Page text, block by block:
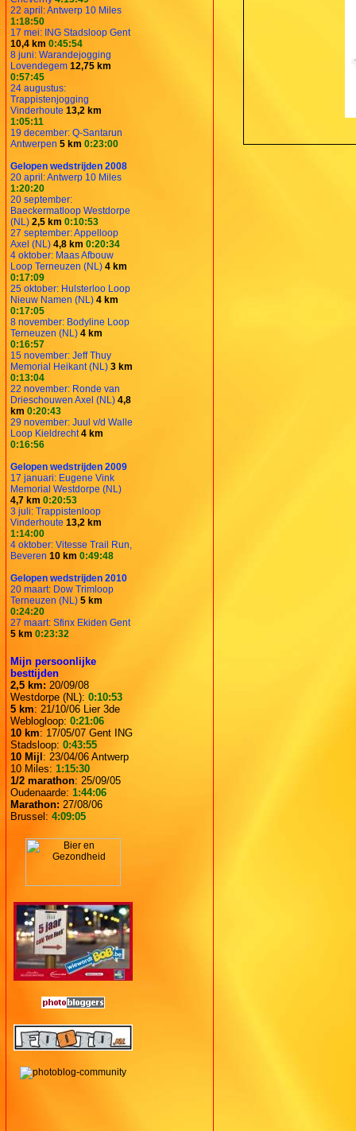
22 april: Antwerp 10 Miles
1:18:50
17 mei: ING Stadsloop Gent
10,4 km 0:45:54
8 juni: Warandejogging
Lovendegem 12,75 km
0:57:45
24 augustus:
Trappistenjogging
Vinderhoute 13,2 km
1:05:11
19 december: Q-Santarun
Antwerpen 5 km 0:23:00
Gelopen wedstrijden 2008
20 april: Antwerp 10 Miles
1:20:20
20 september:
Baeckermatloop Westdorpe
(NL) 2,5 km 0:10:53
27 september: Appelloop
Axel (NL) 4,8 km 0:20:34
4 oktober: Maas Afbouw
Loop Terneuzen (NL) 4 km
0:17:09
25 oktober: Hulsterloo Loop
Nieuw Namen (NL) 4 km
0:17:05
8 november: Bodyline Loop
Terneuzen (NL) 4 km
0:16:57
15 november: Jeff Thuy
Memorial Heikant (NL) 3 km
0:13:04
22 november: Ronde van
Drieschouwen Axel (NL) 4,8
km 0:20:43
29 november: Juul v/d Walle
Loop Kieldrecht4 km
0:16:56
Gelopen wedstrijden 2009
17 januari: Eugene Vink
Memorial Westdorpe (NL)
4,7 km 0:20:53
3 juli: Trappistenloop
Vinderhoute 13,2 km
1:14:00
4 oktober: Vitesse Trail Run,
Beveren 10 km 0:49:48
Gelopen wedstrijden 2010
20 maart: Dow Trimloop
Terneuzen (NL) 5 km
0:24:20
27 maart: Sfinx Ekiden Gent
5 km 0:23:32
Mijn persoonlijke
besttijden
2,5 km: 20/09/08
Westdorpe (NL): 0:10:53
5 km: 21/10/06 Lier 3de
Weblogloop: 0:21:06
10 km: 17/05/07 Gent ING
Stadsloop: 0:43:55
10 Mijl: 23/04/06 Antwerp
10 Miles: 1:15:30
1/2 marathon: 25/09/05
Oudenaarde: 1:44:06
Marathon: 27/08/06
Brussel: 4:09:05